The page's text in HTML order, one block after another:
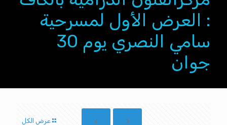
: العرض الأول لمسرحية
سامي النصري يوم 30
جوان
عرض الكل